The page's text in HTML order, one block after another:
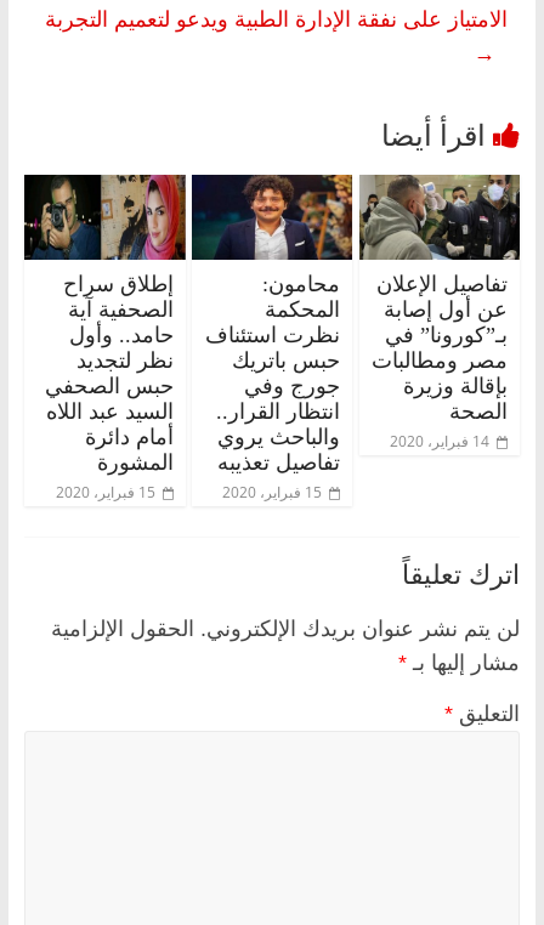
الامتياز على نفقة الإدارة الطبية ويدعو لتعميم التجربة
→
تفاصيل الإعلان
عن أول إصابة
بـ”كورونا” في
مصر ومطالبات
بإقالة وزيرة
الصحة
14 فبراير، 2020
محامون:
المحكمة
نظرت استئناف
حبس باتريك
جورج وفي
انتظار القرار..
والباحث يروي
تفاصيل تعذيبه
15 فبراير، 2020
إطلاق سراح
الصحفية آية
حامد.. وأول
نظر لتجديد
حبس الصحفي
السيد عبد اللاه
أمام دائرة
المشورة
15 فبراير، 2020
اترك تعليقاً
لن يتم نشر عنوان بريدك الإلكتروني. الحقول الإلزامية
مشار إليها بـ *
التعليق *